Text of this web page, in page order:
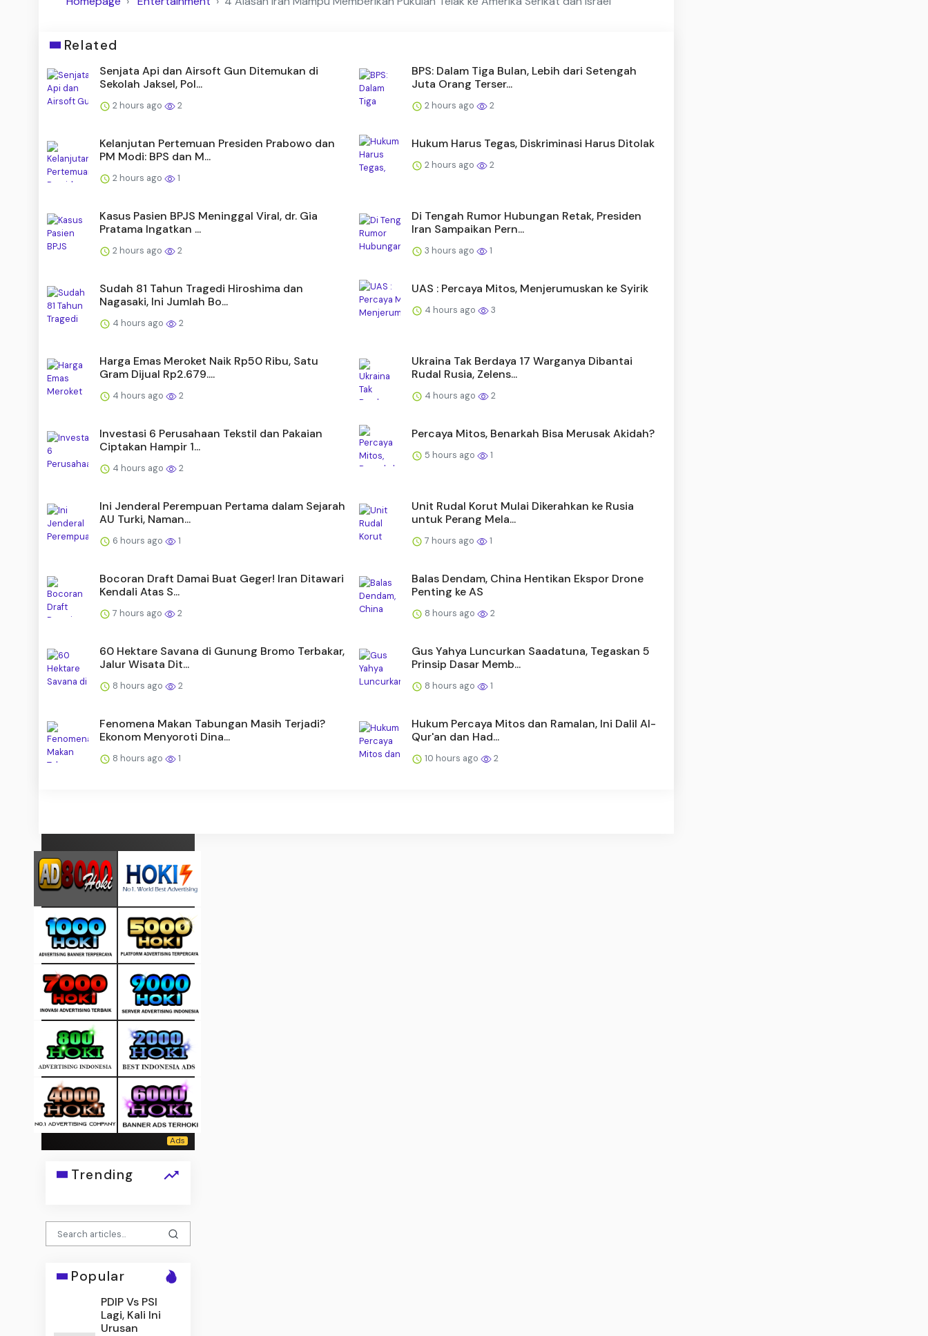
Related
Senjata Api dan Airsoft Gun Ditemukan di
Sekolah Jaksel, Pol...
2 hours ago 2
BPS: Dalam Tiga Bulan, Lebih dari Setengah
Juta Orang Terser...
2 hours ago 2
Kelanjutan Pertemuan Presiden Prabowo dan
PM Modi: BPS dan M...
2 hours ago 1
Hukum Harus Tegas, Diskriminasi Harus Ditolak
2 hours ago 2
Kasus Pasien BPJS Meninggal Viral, dr. Gia
Pratama Ingatkan ...
2 hours ago 2
Di Tengah Rumor Hubungan Retak, Presiden
Iran Sampaikan Pern...
3 hours ago 1
Sudah 81 Tahun Tragedi Hiroshima dan
Nagasaki, Ini Jumlah Bo...
4 hours ago 2
UAS : Percaya Mitos, Menjerumuskan ke Syirik
4 hours ago 3
Harga Emas Meroket Naik Rp50 Ribu, Satu
Gram Dijual Rp2.679....
4 hours ago 2
Ukraina Tak Berdaya 17 Warganya Dibantai
Rudal Rusia, Zelens...
4 hours ago 2
Investasi 6 Perusahaan Tekstil dan Pakaian
Ciptakan Hampir 1...
4 hours ago 2
Percaya Mitos, Benarkah Bisa Merusak Akidah?
5 hours ago 1
Ini Jenderal Perempuan Pertama dalam Sejarah
AU Turki, Naman...
6 hours ago 1
Unit Rudal Korut Mulai Dikerahkan ke Rusia
untuk Perang Mela...
7 hours ago 1
Bocoran Draft Damai Buat Geger! Iran Ditawari
Kendali Atas S...
7 hours ago 2
Balas Dendam, China Hentikan Ekspor Drone
Penting ke AS
8 hours ago 2
60 Hektare Savana di Gunung Bromo Terbakar,
Jalur Wisata Dit...
8 hours ago 2
Gus Yahya Luncurkan Saadatuna, Tegaskan 5
Prinsip Dasar Memb...
8 hours ago 1
Fenomena Makan Tabungan Masih Terjadi?
Ekonom Menyoroti Dina...
8 hours ago 1
Hukum Percaya Mitos dan Ramalan, Ini Dalil Al-
Qur'an dan Had...
10 hours ago 2
Trending
Popular
PDIP Vs PSI
Lagi, Kali Ini
Urusan